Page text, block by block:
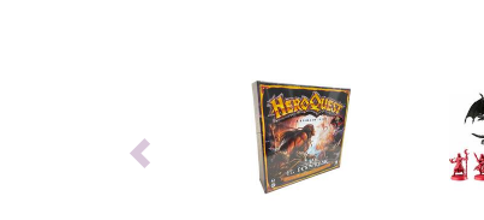
Previous